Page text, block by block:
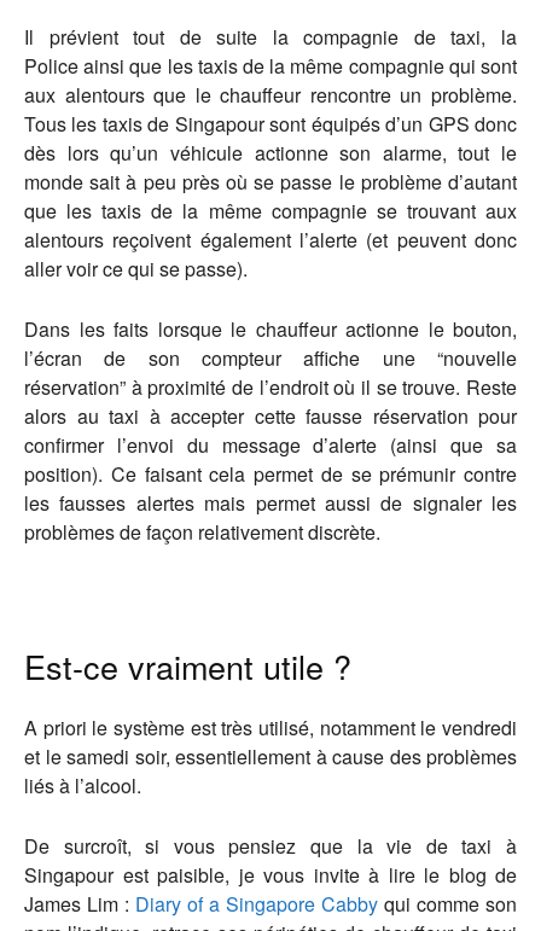
Il prévient tout de suite la compagnie de taxi, la
Police ainsi que les taxis de la même compagnie qui sont
aux alentours que le chauffeur rencontre un problème.
Tous les taxis de Singapour sont équipés d’un GPS donc
dès lors qu’un véhicule actionne son alarme, tout le
monde sait à peu près où se passe le problème d’autant
que les taxis de la même compagnie se trouvant aux
alentours reçoivent également l’alerte (et peuvent donc
aller voir ce qui se passe).
Dans les faits lorsque le chauffeur actionne le bouton,
l’écran de son compteur affiche une “nouvelle
réservation” à proximité de l’endroit où il se trouve. Reste
alors au taxi à accepter cette fausse réservation pour
confirmer l’envoi du message d’alerte (ainsi que sa
position). Ce faisant cela permet de se prémunir contre
les fausses alertes mais permet aussi de signaler les
problèmes de façon relativement discrète.
Est-ce vraiment utile ?
A priori le système est très utilisé, notamment le vendredi
et le samedi soir, essentiellement à cause des problèmes
liés à l’alcool.
De surcroît, si vous pensiez que la vie de taxi à
Singapour est paisible, je vous invite à lire le blog de
James Lim : Diary of a Singapore Cabby qui comme son